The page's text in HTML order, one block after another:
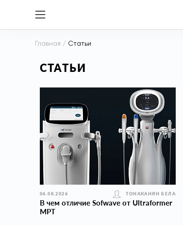
Главная / Статьи
СТАТЬИ
06.08.2026 ТОНАКАНЯН БЕЛА
В чем отличие Sofwave от Ultraformer
MPT